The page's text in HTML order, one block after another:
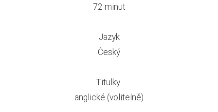
72 minut
Jazyk
Český
Titulky
anglické (volitelně)